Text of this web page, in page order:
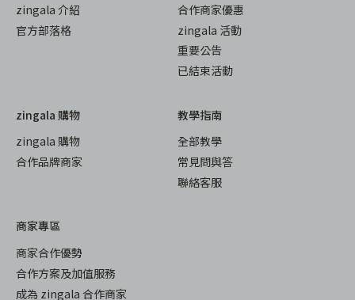
zingala 介紹
官方部落格
合作商家優惠
zingala 活動
重要公告
已結束活動
zingala 購物
zingala 購物
合作品牌商家
教學指南
全部教學
常見問與答
聯絡客服
商家專區
商家合作優勢
合作方案及加值服務
成為 zingala 合作商家